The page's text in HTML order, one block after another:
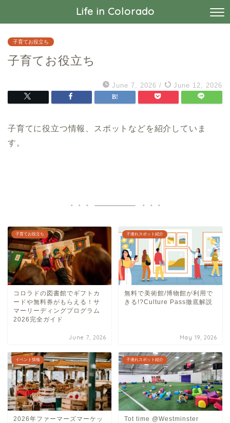
Life in Colorado
子育てお役立ち
子育てお役立ち
June 7, 2026 / June 12, 2026
子育てに役立つ情報、スポットなどを紹介していま
す。
子育てお役立ち
コロラドの図書館でギフトカ
ードや無料券がもらえる！サ
マーリーディングプログラム
2026完全ガイド
June 7, 2026
子連れスポット紹介
無料で美術館/博物館が利用で
きる!?Culture Pass徹底解説
May 19, 2026
イベント情報
2026年ファーマーズマーケッ
子連れスポット紹介
Tot time @Westminster